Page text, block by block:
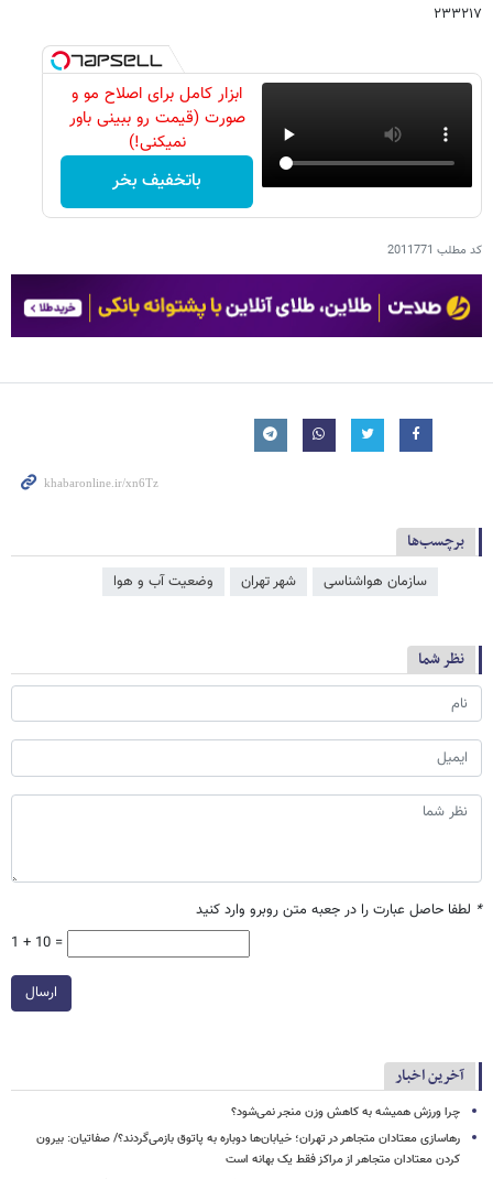
۲۳۳۲۱۷
ابزار کامل برای اصلاح مو و
صورت (قیمت رو ببینی باور
نمیکنی!)
باتخفیف بخر
کد مطلب 2011771
برچسب‌ها
سازمان هواشناسی شهر تهران وضعیت آب و هوا
نظر شما
* لطفا حاصل عبارت را در جعبه متن روبرو وارد کنید
1 + 10 =
ارسال
آخرین اخبار
چرا ورزش همیشه به کاهش وزن منجر نمی‌شود؟
رهاسازی معتادان متجاهر در تهران؛ خیابان‌ها دوباره به پاتوق بازمی‌گردند؟/ صفاتیان: بیرون
کردن معتادان متجاهر از مراکز فقط یک بهانه است